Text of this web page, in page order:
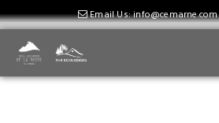
Email Us: info@cemarne.com